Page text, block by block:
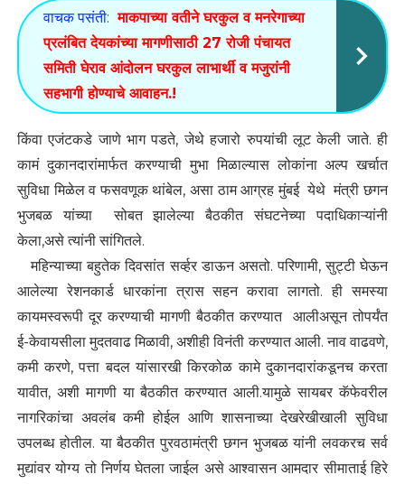
वाचक पसंती: माकपाच्या वतीने घरकुल व मनरेगाच्या
प्रलंबित देयकांच्या मागणीसाठी 27 रोजी पंचायत
समिती घेराव आंदोलन घरकुल लाभार्थी व मजुरांनी
सहभागी होण्याचे आवाहन.!
किंवा एजंटकडे जाणे भाग पडते, जेथे हजारो रुपयांची लूट केली जाते. ही
कामं दुकानदारांमार्फत करण्याची मुभा मिळाल्यास लोकांना अल्प खर्चात
सुविधा मिळेल व फसवणूक थांबेल, असा ठाम आग्रह मुंबई येथे मंत्री छगन
भुजबळ यांच्या सोबत झालेल्या बैठकीत संघटनेच्या पदाधिकाऱ्यांनी
केला,असे त्यांनी सांगितले.
महिन्याच्या बहुतेक दिवसांत सर्व्हर डाऊन असतो. परिणामी, सुट्टी घेऊन
आलेल्या रेशनकार्ड धारकांना त्रास सहन करावा लागतो. ही समस्या
कायमस्वरूपी दूर करण्याची मागणी बैठकीत करण्यात आलीअसून तोपर्यंत
ई-केवायसीला मुदतवाढ मिळावी, अशीही विनंती करण्यात आली. नाव वाढवणे,
कमी करणे, पत्ता बदल यांसारखी किरकोळ कामे दुकानदारांकडूनच करता
यावीत, अशी मागणी या बैठकीत करण्यात आली.यामुळे सायबर कॅफेवरील
नागरिकांचा अवलंब कमी होईल आणि शासनाच्या देखरेखीखाली सुविधा
उपलब्ध होतील. या बैठकीत पुरवठामंत्री छगन भुजबळ यांनी लवकरच सर्व
मुद्यांवर योग्य तो निर्णय घेतला जाईल असे आश्वासन आमदार सीमाताई हिरे